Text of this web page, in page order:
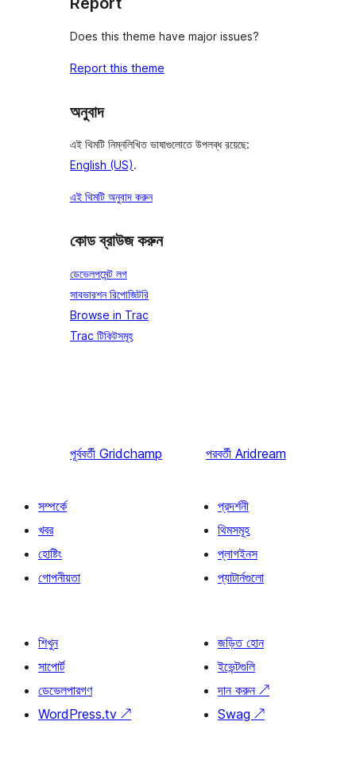
Does this theme have major issues?
Report this theme
অনুবাদ
এই থিমটি নিম্নলিখিত ভাষাগুলোতে উপলব্ধ রয়েছে:
English (US).
এই থিমটি অনুবাদ করুন
কোড ব্রাউজ করুন
ডেভেলপমেন্ট লগ
সাবভারশন রিপোজিটরি
Browse in Trac
Trac টিকিটসমূহ
পূর্ববর্তী Gridchamp পরবর্তী Aridream
সম্পর্কে
খবর
হোষ্টিং
গোপনীয়তা
প্রদর্শনী
থিমসমূহ
প্লাগইনস
প্যাটার্নগুলো
শিখুন
সাপোর্ট
ডেভেলপারগণ
WordPress.tv ↗
জড়িত হোন
ইভেন্টগুলি
দান করুন ↗
Swag ↗